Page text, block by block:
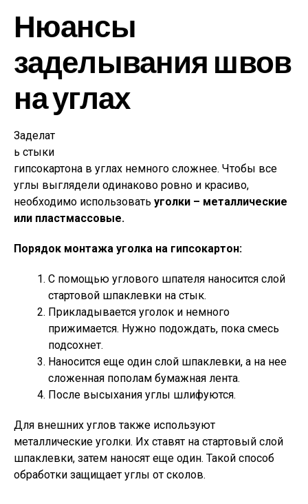
Нюансы
заделывания швов
на углах
Заделат
ь стыки
гипсокартона в углах немного сложнее. Чтобы все
углы выглядели одинаково ровно и красиво,
необходимо использовать уголки – металлические
или пластмассовые.
Порядок монтажа уголка на гипсокартон:
С помощью углового шпателя наносится слой
стартовой шпаклевки на стык.
Прикладывается уголок и немного
прижимается. Нужно подождать, пока смесь
подсохнет.
Наносится еще один слой шпаклевки, а на нее
сложенная пополам бумажная лента.
После высыхания углы шлифуются.
Для внешних углов также используют
металлические уголки. Их ставят на стартовый слой
шпаклевки, затем наносят еще один. Такой способ
обработки защищает углы от сколов.